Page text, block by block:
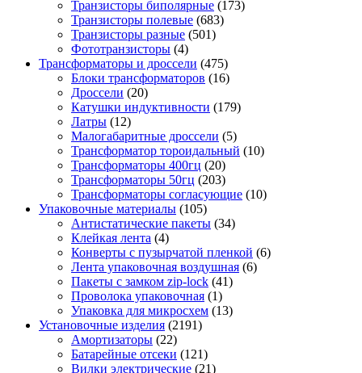
Транзисторы биполярные (173)
Транзисторы полевые (683)
Транзисторы разные (501)
Фототранзисторы (4)
Трансформаторы и дроссели (475)
Блоки трансформаторов (16)
Дроссели (20)
Катушки индуктивности (179)
Латры (12)
Малогабаритные дроссели (5)
Трансформатор тороидальный (10)
Трансформаторы 400гц (20)
Трансформаторы 50гц (203)
Трансформаторы согласующие (10)
Упаковочные материалы (105)
Антистатические пакеты (34)
Клейкая лента (4)
Конверты с пузырчатой пленкой (6)
Лента упаковочная воздушная (6)
Пакеты с замком zip-lock (41)
Проволока упаковочная (1)
Упаковка для микросхем (13)
Установочные изделия (2191)
Амортизаторы (22)
Батарейные отсеки (121)
Вилки электрические (21)